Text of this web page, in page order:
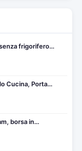
frigorifero…
Cucina, Porta…
borsa in…